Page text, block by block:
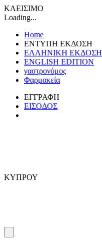
ΚΛΕΙΣΙΜΟ
Loading...
Home
ΕΝΤΥΠΗ ΕΚΔΟΣΗ
ΕΛΛΗΝΙΚΗ ΕΚΔΟΣΗ
ENGLISH EDITION
γαστρονόμος
Φαρμακεία
ΕΓΓΡΑΦΗ
ΕΙΣΟΔΟΣ
ΚΥΠΡΟΥ